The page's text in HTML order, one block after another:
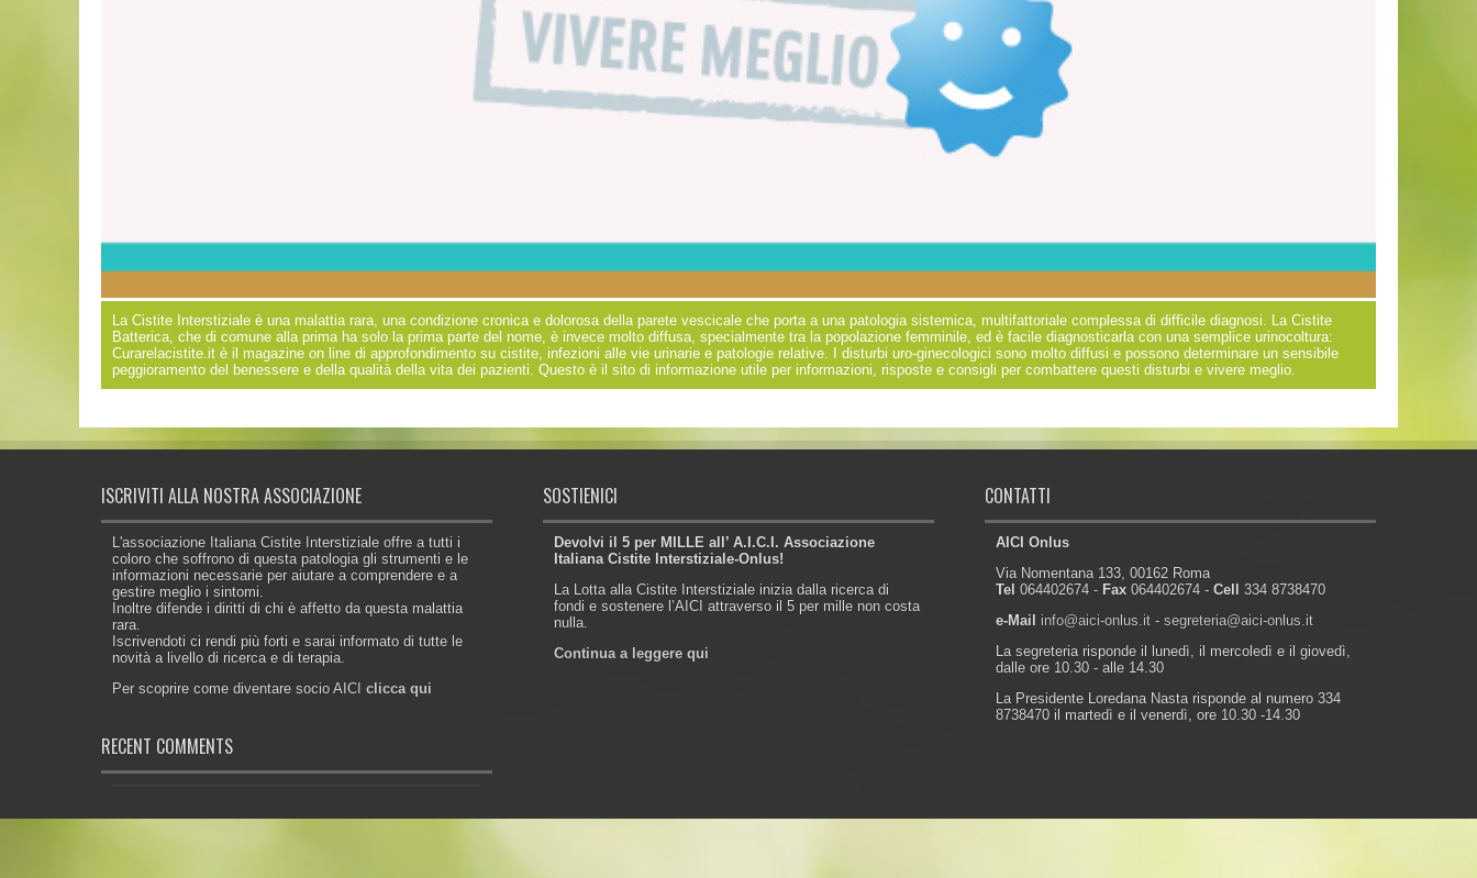
La Cistite Interstiziale è una malattia rara, una condizione cronica e dolorosa della parete vescicale che porta a una patologia sistemica, multifattoriale complessa di difficile diagnosi. La Cistite
Batterica, che di comune alla prima ha solo la prima parte del nome, è invece molto diffusa, specialmente tra la popolazione femminile, ed è facile diagnosticarla con una semplice urinocoltura:
Curarelacistite.it è il magazine on line di approfondimento su cistite, infezioni alle vie urinarie e patologie relative. I disturbi uro-ginecologici sono molto diffusi e possono determinare un sensibile
peggioramento del benessere e della qualità della vita dei pazienti. Questo è il sito di informazione utile per informazioni, risposte e consigli per combattere questi disturbi e vivere meglio.
ISCRIVITI ALLA NOSTRA ASSOCIAZIONE
L'associazione Italiana Cistite Interstiziale offre a tutti i
coloro che soffrono di questa patologia gli strumenti e le
informazioni necessarie per aiutare a comprendere e a
gestire meglio i sintomi.
Inoltre difende i diritti di chi è affetto da questa malattia
rara.
Iscrivendoti ci rendi più forti e sarai informato di tutte le
novità a livello di ricerca e di terapia.
Per scoprire come diventare socio AICI clicca qui
RECENT COMMENTS
SOSTIENICI
Devolvi il 5 per MILLE all’ A.I.C.I. Associazione
Italiana Cistite Interstiziale-Onlus!
La Lotta alla Cistite Interstiziale inizia dalla ricerca di
fondi e sostenere l’AICI attraverso il 5 per mille non costa
nulla.
Continua a leggere qui
CONTATTI
AICI Onlus
Via Nomentana 133, 00162 Roma
Tel 064402674 - Fax 064402674 -Cell
334 8738470
e-Mail
info@aici-onlus.it -segreteria@aici-onlus.it
La segreteria risponde il lunedì, il mercoledì e il giovedì,
dalle ore 10.30 - alle 14.30
La Presidente Loredana Nasta risponde al numero 334
8738470 il martedì e il venerdì, ore 10.30 -14.30